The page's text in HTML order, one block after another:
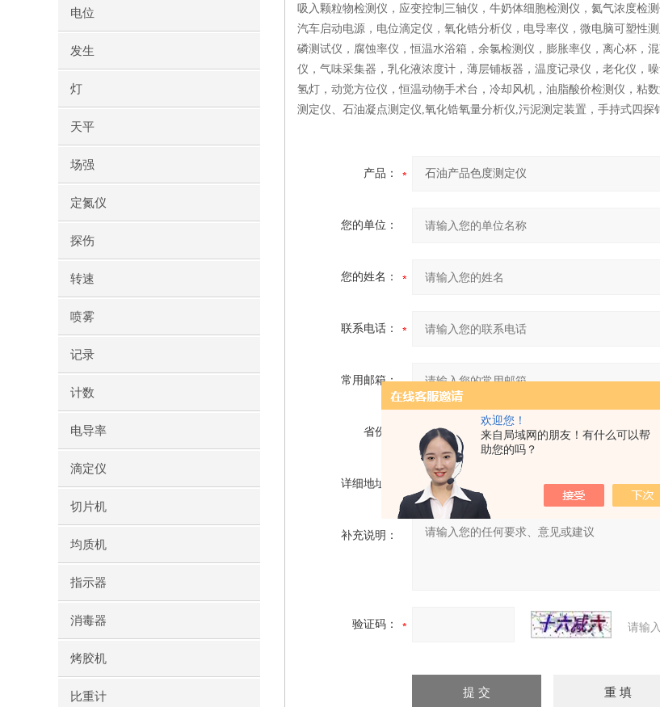
欢迎您！
来自局域网的朋友！有什么可以帮
助您的吗？
电位
发生
灯
天平
场强
定氮仪
探伤
转速
喷雾
记录
计数
电导率
滴定仪
切片机
均质机
指示器
消毒器
烤胶机
比重计
吸入颗粒物检测仪，应变控制三轴仪，牛奶体细胞检测仪，氦气浓度检
汽车启动电源，电位滴定仪，氧化锆分析仪，电导率仪，微电脑可塑性
磷测试仪，腐蚀率仪，恒温水浴箱，余氯检测仪，膨胀率仪，离心杯，
仪，气味采集器，乳化液浓度计，薄层铺板器，温度记录仪，老化仪，
氢灯，动觉方位仪，恒温动物手术台，冷却风机，油脂酸价检测仪，粘
测定仪、石油凝点测定仪,氧化锆氧量分析仪,污泥测定装置，手持式四探
产品：
您的单位：
您的姓名：
联系电话：
常用邮箱：
省份：
详细地址：
补充说明：
验证码： 请输